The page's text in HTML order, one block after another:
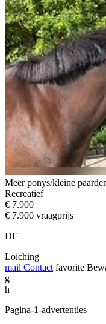
Meer ponys/kleine
Recreatief
€ 7.900
€ 7.900 vraagprijs
DE
Loiching
mail Contact favorite
g
h
Pagina-1-advertenties